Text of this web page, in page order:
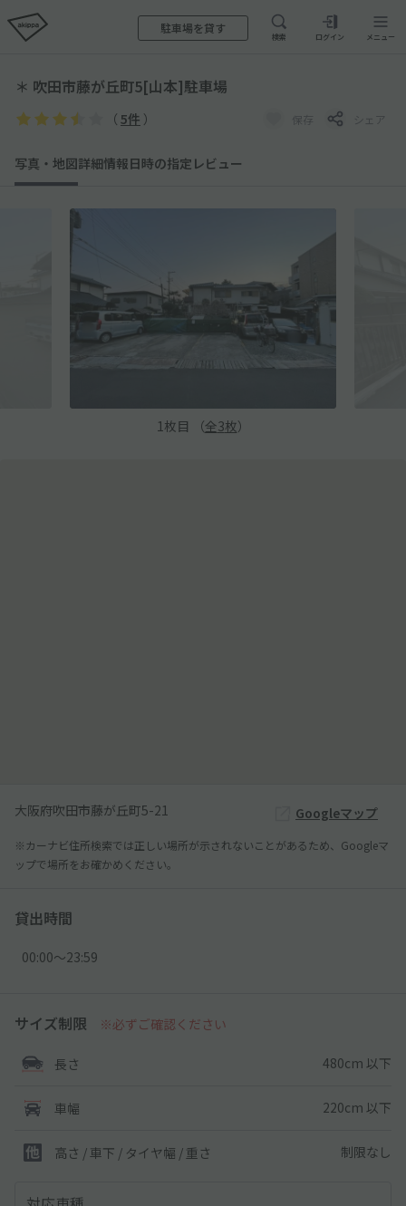
駐車場を貸す
検索 ログイン メニュー
＊ 吹田市藤が丘町5[山本]駐車場
（ 5件 ） 保存 シェア
写真・地図詳細情報日時の指定 レビュー
1 枚目 （全3枚）
大阪府吹田市藤が丘町5-21 Googleマップ
※カーナビ住所検索では正しい場所が示されないことがあるため、Googleマ
ップで場所をお確かめください。
貸出時間
00:00〜23:59
サイズ制限 ※必ずご確認ください
長さ 480cm 以下
車幅 220cm 以下
高さ / 車下 / タイヤ幅 / 重さ 制限なし